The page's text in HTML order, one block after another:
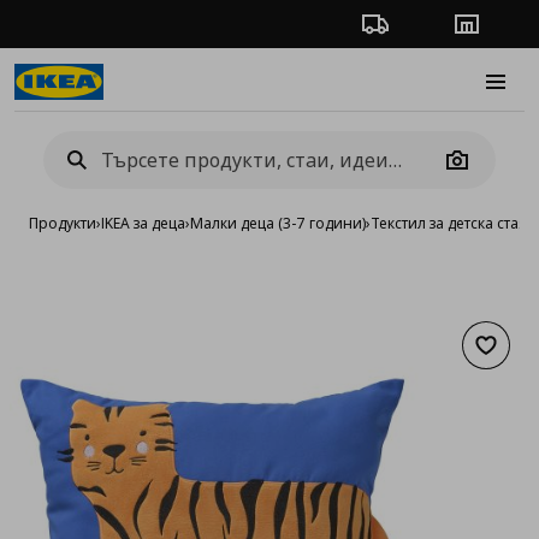
Проследяване на
Camera
Продукти›IKEA за деца›Малки деца (3-7 години)›Текстил за детска стая